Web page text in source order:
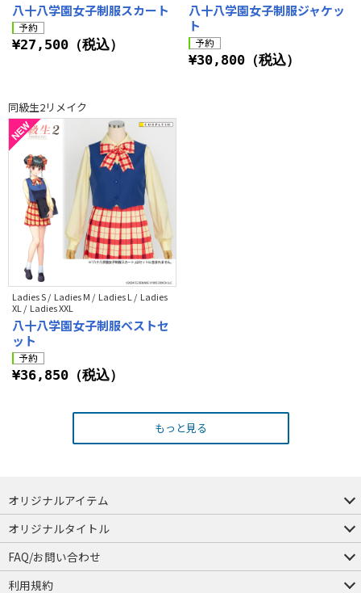
八十八学園女子制服スカート
¥27,500（税込）
八十八学園女子制服ジャケッ
ト
¥30,800（税込）
同級生2リメイク
Ladies S / Ladies M / Ladies L / Ladies
XL / Ladies XXL
八十八学園女子制服ベストセ
ット
¥36,850（税込）
もっと見る
オリジナルアイテム
つままれ
つかまれ
ピョコッテ
オリジナルタイトル
アイテムヤ
ミスカトニック大學購買部
FAQ/お問い合わせ
FAQ
お問い合わせ
利用規約